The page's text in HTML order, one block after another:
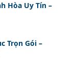
Hòa Uy Tín –
Trọn Gói –